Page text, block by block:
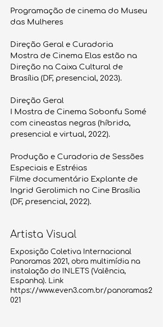
Programação de cinema do Museu
das Mulheres
Direção Geral e Curadoria
Mostra de Cinema Elas estão na
Direção na Caixa Cultural de
Brasília (DF, presencial, 2023).
Direção Geral
I Mostra de Cinema Sobonfu Somé
com cineastas negras (híbrida,
presencial e virtual, 2022).
Produção e Curadoria de Sessões
Especiais e Estréias
Filme documentário Explante de
Ingrid Gerolimich no Cine Brasília
(DF, presencial, 2022).
Artista Visual
Exposição Coletiva Internacional
Panoramas 2021, obra multimídia na
instalação do INLETS (Valência,
Espanha). Link
https://www.even3.com.br/panoramas2
021